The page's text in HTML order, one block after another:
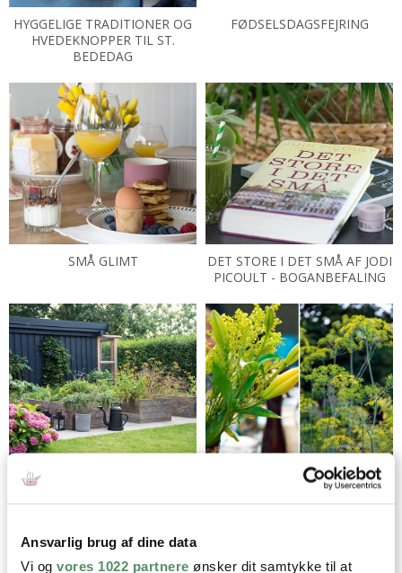
Ansvarlig brug af dine data
Vi og vores 1022 partnere ønsker dit samtykke til at
HYGGELIGE TRADITIONER OG
HVEDEKNOPPER TIL ST.
BEDEDAG
FØDSELSDAGSFEJRING
SMÅ GLIMT
DET STORE I DET SMÅ AF JODI
PICOULT - BOGANBEFALING
MINE 10 BEDSTE HAVETIPS I APRIL GLÆDER JEG MIG TIL ...